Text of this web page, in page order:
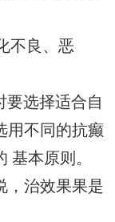
不良、恶
要选择适合自
用不同的抗癫
基本原则。
，治效果果是